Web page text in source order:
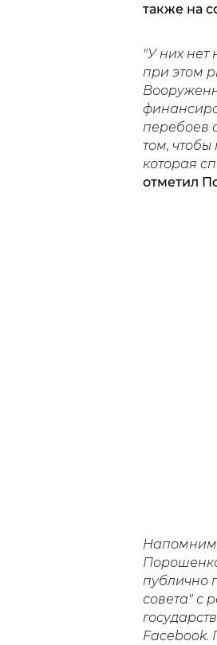
также на
"У них
при этом
перебоев
том,
которая
отметил
публично
совета" с
Facebook.